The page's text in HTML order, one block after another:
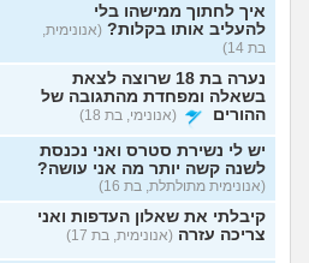
איך לחתוך ממישהו בלי
להעליב אותו בקלות? (אנונימית,
בת 14)
נערה בת 18 שרוצה לצאת
בשאלה ומפחדת מהתגובה של
ההורים
(אנונימי, בת 18)
יש לי נשירת סטרס ואני נכנסת
לשנה קשה יותר מה אני עושה?
(אנונימית מתולתלת, בת 16)
קיבלתי את שאלון העדפות ואני
צריכה עזרה (אנונימית, בת 17)